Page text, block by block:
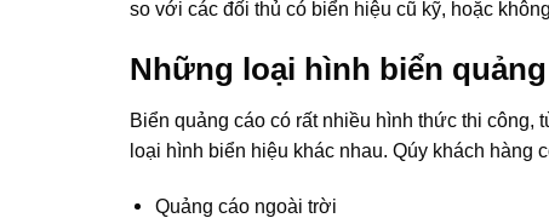
so với các đối thủ có biển hiệu cũ kỹ, hoặc
Những loại hình biển
Biển quảng cáo có rất nhiều hình thức thi công,
loại hình biển hiệu khác nhau. Qúy khách hàng
Quảng cáo ngoài trời